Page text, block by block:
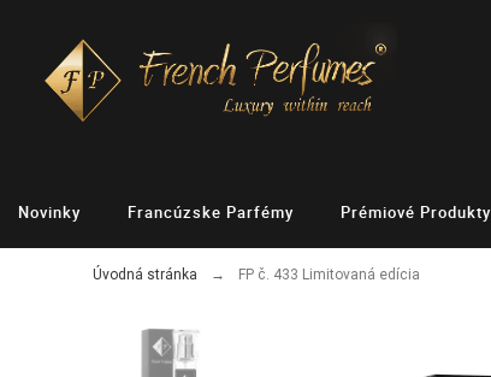
Novinky Francúzske Parfémy Prémiové Produkty
Úvodná stránka FP č. 433 Limitovaná edícia